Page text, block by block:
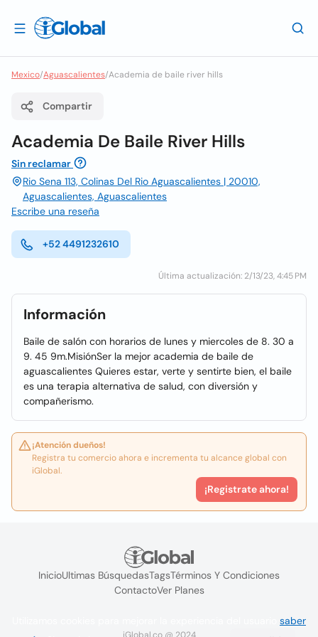
Mexico/Aguascalientes/Academia de baile river hills
Compartir
Academia De Baile River Hills
Sin reclamar
Rio Sena 113, Colinas Del Rio Aguascalientes | 20010,
Aguascalientes, Aguascalientes
Escribe una reseña
+52 4491232610
Última actualización: 2/13/23, 4:45 PM
Información
Baile de salón con horarios de lunes y miercoles de 8. 30 a
9. 45 9m.MisiónSer la mejor academia de baile de
aguascalientes Quieres estar, verte y sentirte bien, el baile
es una terapia alternativa de salud, con diversión y
compañerismo.
¡Atención dueños!
Registra tu comercio ahora e incrementa tu alcance global con
iGlobal.
¡Registrate ahora!
InicioUltimas BúsquedasTagsTérminos Y Condiciones
ContactoVer Planes
iGlobal.co @ 2024
saber